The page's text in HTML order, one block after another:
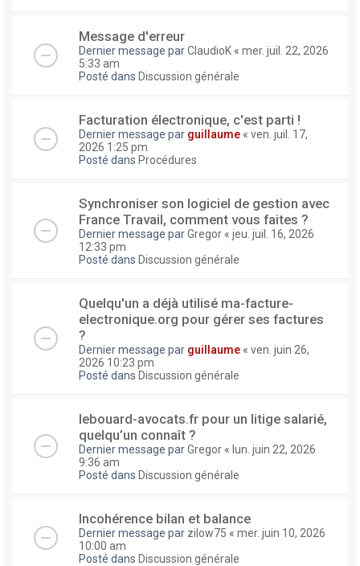
Message d'erreur
Dernier message parClaudioK « mer. juil. 22, 2026
5:33 am
Posté dans Discussion générale
Facturation électronique, c'est parti !
Dernier message par guillaume « ven. juil. 17,
2026 1:25 pm
Posté dans Procédures
Synchroniser son logiciel de gestion avec
France Travail, comment vous faites ?
Dernier message parGregor « jeu. juil. 16, 2026
12:33 pm
Posté dans Discussion générale
Quelqu'un a déjà utilisé ma-facture-
electronique.org pour gérer ses factures
?
Dernier message par guillaume « ven. juin 26,
2026 10:23 pm
Posté dans Discussion générale
lebouard-avocats.fr pour un litige salarié,
quelqu’un connaît ?
Dernier message parGregor « lun. juin 22, 2026
9:36 am
Posté dans Discussion générale
Incohérence bilan et balance
Dernier message par zilow75 « mer. juin 10, 2026
10:00 am
Posté dans Discussion générale